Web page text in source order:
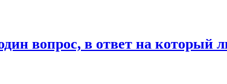
моих комментариев.
в ответ на который